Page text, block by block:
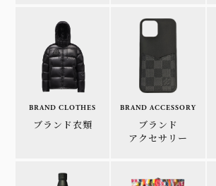
BRAND CLOTHES
ブランド衣類
BRAND ACCESSORY
ブランド
アクセサリー